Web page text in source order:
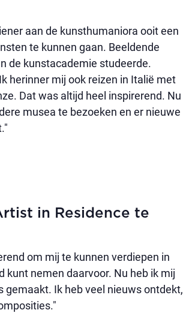
aan de kunsthumaniora ooit een
te kunnen gaan. Beeldende
de kunstacademie studeerde.
herinner mij ook reizen in Italië met
Dat was altijd heel inspirerend. Nu
musea te bezoeken en er nieuwe
in Residence te
om mij te kunnen verdiepen in
kunt nemen daarvoor. Nu heb ik mij
gemaakt. Ik heb veel nieuws ontdekt,